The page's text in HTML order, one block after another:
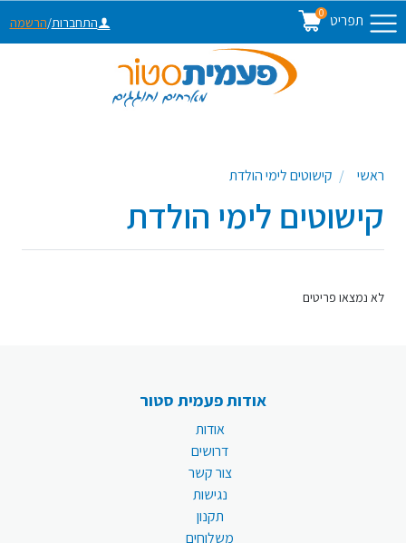
תפריט 0
התחברות/הרשמה
ראשי קישוטים לימי הולדת
קישוטים לימי הולדת
לא נמצאו פריטים
אודות פעמית סטור
אודות
דרושים
צור קשר
נגישות
תקנון
משלוחים